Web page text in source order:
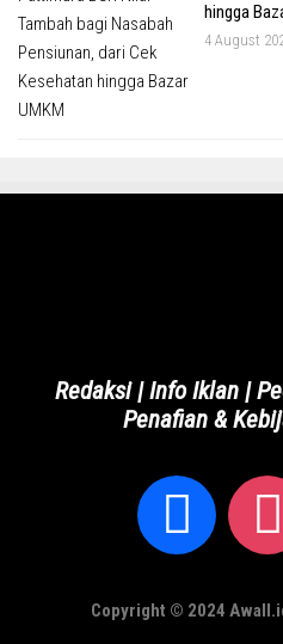
hingga
4 August
Redaksi|Info Iklan|
Penafian &
Copyright © 2024